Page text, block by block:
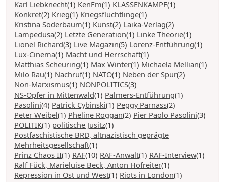
Karl Liebknecht(1) KenFm(1) KLASSENKAMPF(1)
Konkret(2) Krieg(1) Kriegsflüchtlinge(1)
Kristina Söderbaum(1) Kunst(2) Laika-Verlag(2)
Lampedusa(2) Letzte Generation(1) Linke Theorie(1)
Lionel Richard(3) Live Magazin(5) Lorenz-Entführung(1)
Lux-Cinema(1) Macht und Herrschaft(1)
Matthias Scheuring(1) Max Winter(1) Michaela Mellian(1)
Milo Rau(1) Nachruf(1) NATO(1) Neben der Spur(2)
Non-Marxismus(1) NONPOLITICS(3)
NS-Opfer in Mittenwald(1) Palmers-Entführung(1)
Pasolini(4) Patrick Cybinski(1) Peggy Parnass(2)
Peter Weibel(1) Pheline Roggan(2) Pier Paolo Pasolini(3)
POLITIK(1) politische Jusitz(1)
Postfaschistische BRD, altnazistisch geprägte
Mehrheitsgesellschaft(1)
Prinz Chaos II(1) RAF(10) RAF-Anwalt(1) RAF-Interview(1)
Ralf Fück, Marieluise Beck, Anton Hofreiter(1)
Repression in Ost und West(1) Riots in London(1)